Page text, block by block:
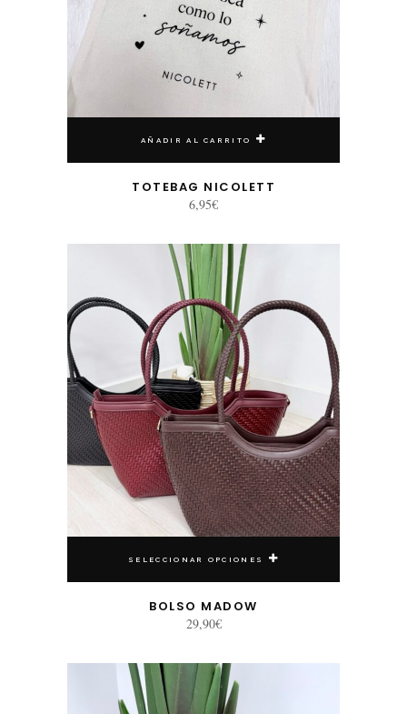
AÑADIR AL CARRITO
TOTEBAG NICOLETT
6,95€
SELECCIONAR OPCIONES
Este producto tiene múltiples variantes. Las opciones se pueden elegir en la página de producto
BOLSO MADOW
29,90€